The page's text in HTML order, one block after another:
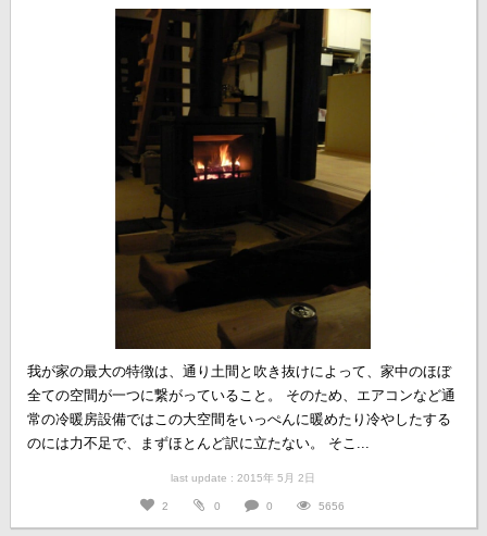
我が家の最大の特徴は、通り土間と吹き抜けによって、家中のほぼ
全ての空間が一つに繋がっていること。 そのため、エアコンなど通
常の冷暖房設備ではこの大空間をいっぺんに暖めたり冷やしたする
のには力不足で、まずほとんど訳に立たない。 そこ...
last update : 2015年 5月 2日
2 0 0 5656